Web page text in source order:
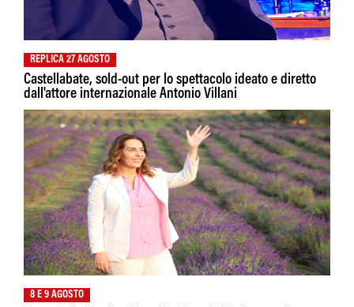
REPLICA 27 AGOSTO
Castellabate, sold-out per lo spettacolo ideato e diretto
dall'attore internazionale Antonio Villani
8 E 9 AGOSTO